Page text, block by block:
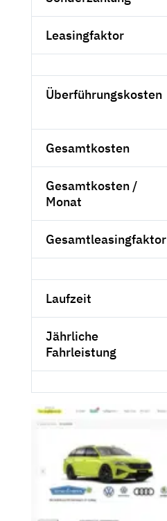
Leasingfaktor
Überführungskosten
Gesamtkosten
Gesamtkosten /
Monat
Gesamtleasingfaktor
Laufzeit
Jährliche
Fahrleistung